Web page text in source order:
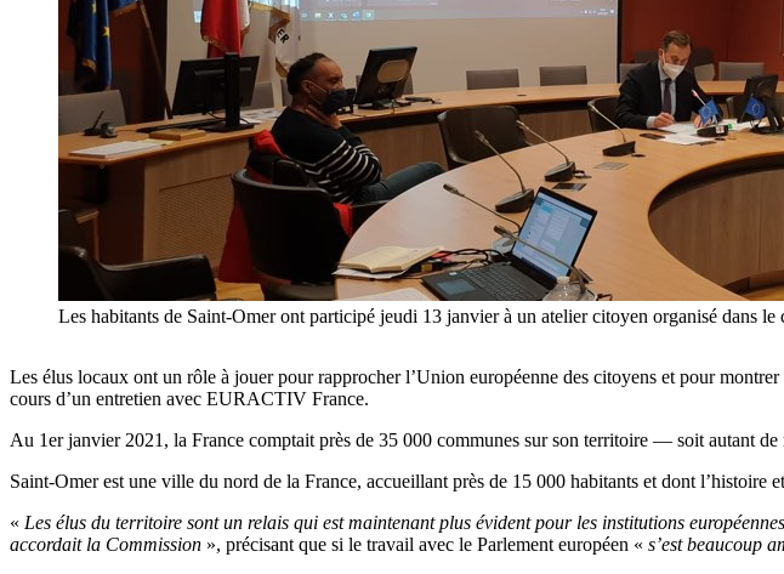
Les habitants de Saint-Omer ont participé jeudi 13 janvier à un atelier citoyen organisé dans
Les élus locaux ont un rôle à jouer pour rapprocher l’Union européenne des citoyens et pour
cours d’un entretien avec EURACTIV France.
Au 1er janvier 2021, la France comptait près de 35 000 communes sur son territoire — soit autant
Saint-Omer est une ville du nord de la France, accueillant près de 15 000 habitants et dont
« Les élus du territoire sont un relais qui est maintenant plus évident pour les institutions européennes
accordait la Commission », précisant que si le travail avec le Parlement européen « s’est beaucoup